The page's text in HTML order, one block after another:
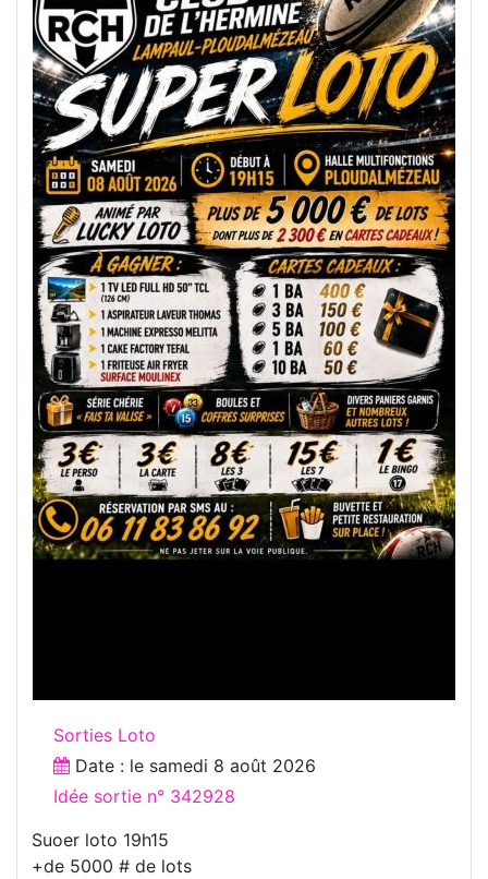
Sorties Loto
Date : le samedi 8 août 2026
Idée sortie n° 342928
Suoer loto 19h15
+de 5000 # de lots